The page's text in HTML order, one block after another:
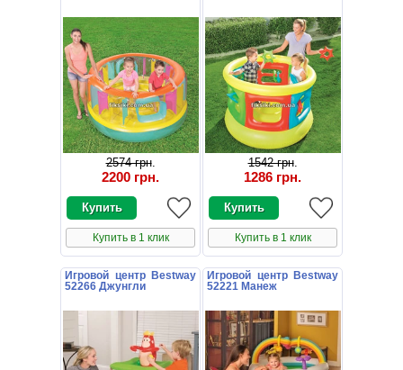
2574 грн.
2200 грн.
Купить в 1 клик
1542 грн.
1286 грн.
Купить в 1 клик
Игровой центр Bestway
52266 Джунгли
Игровой центр Bestway
52221 Манеж